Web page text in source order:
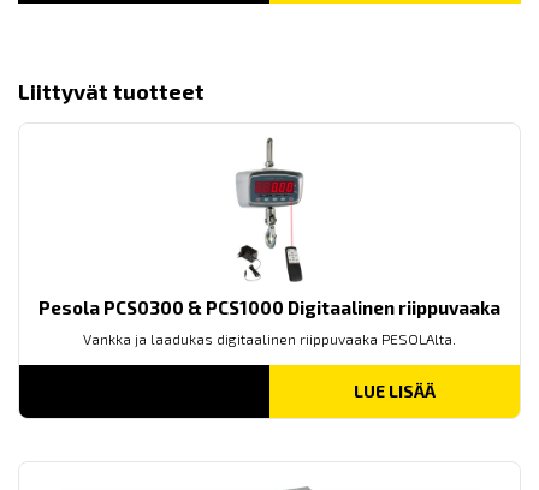
Liittyvät tuotteet
Pesola PCS0300 & PCS1000 Digitaalinen riippuvaaka
Vankka ja laadukas digitaalinen riippuvaaka PESOLAlta.
LUE LISÄÄ